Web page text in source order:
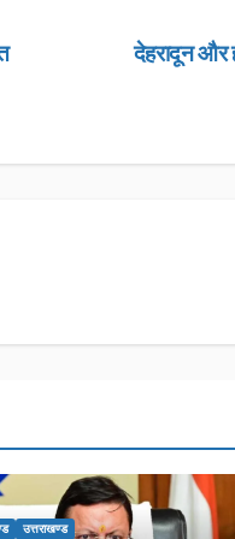
देहरादून और
उत्तराखण्ड